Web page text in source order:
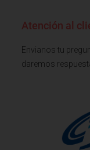
Atención al
Envianos tu
daremos